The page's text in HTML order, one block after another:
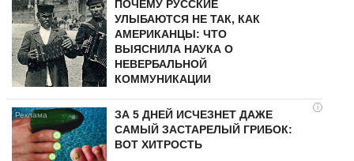
ПОЧЕМУ РУССКИЕ
УЛЫБАЮТСЯ НЕ ТАК, КАК
АМЕРИКАНЦЫ: ЧТО
ВЫЯСНИЛА НАУКА О
НЕВЕРБАЛЬНОЙ
КОММУНИКАЦИИ
i
ЗА 5 ДНЕЙ ИСЧЕЗНЕТ ДАЖЕ
САМЫЙ ЗАСТАРЕЛЫЙ ГРИБОК:
ВОТ ХИТРОСТЬ